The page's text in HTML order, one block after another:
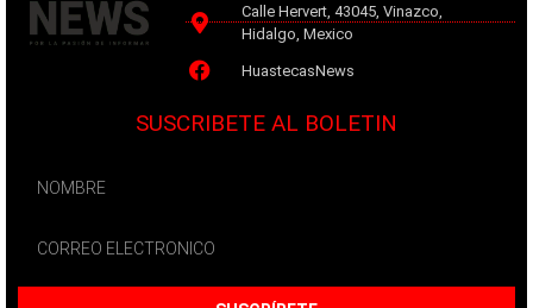
Calle Hervert, 43045, Vinazco,
Hidalgo, Mexico
HuastecasNews
SUSCRIBETE AL BOLETIN